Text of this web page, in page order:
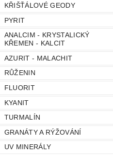
KŘIŠŤÁLOVÉ GEODY
PYRIT
ANALCIM - KRYSTALICKÝ
KŘEMEN - KALCIT
AZURIT - MALACHIT
RŮŽENIN
FLUORIT
KYANIT
TURMALÍN
GRANÁTY A RÝŽOVÁNÍ
UV MINERÁLY